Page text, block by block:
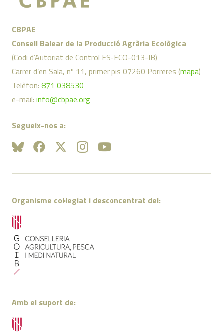
CBPAE
Consell Balear de la Producció Agrària Ecològica
(Codi d’Autoriat de Control ES-ECO-013-IB)
Carrer d’en Sala, nº 11, primer pis 07260 Porreres (mapa)
Telèfon: 871 038530
e-mail: info@cbpae.org
Segueix-nos a:
Organisme col·legiat i desconcentrat del:
Amb el suport de: